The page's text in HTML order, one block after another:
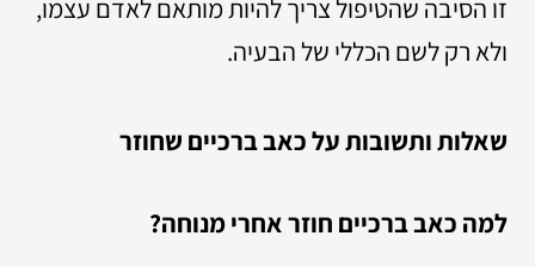
זו הסיבה שהטיפול צריך להיות מותאם לאדם עצמו,
ולא רק לשם הכללי של הבעיה.
שאלות ותשובות על כאב ברכיים שחוזר
למה כאב ברכיים חוזר אחרי מנוחה?